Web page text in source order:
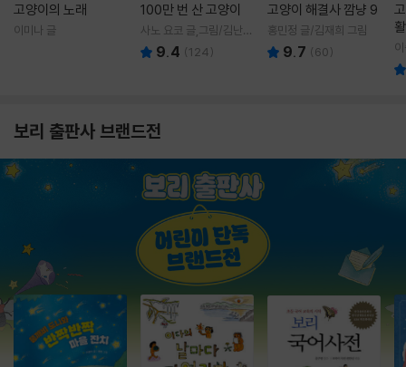
고양이의 노래
이미나 글
100만 번 산 고양이
사노 요코 글,그림/김난주
역 9.4 (124)
고양이 해결사 깜냥 9
홍민정 글/김재희 그림
9.7 (60)
보리 출판사 브랜드전